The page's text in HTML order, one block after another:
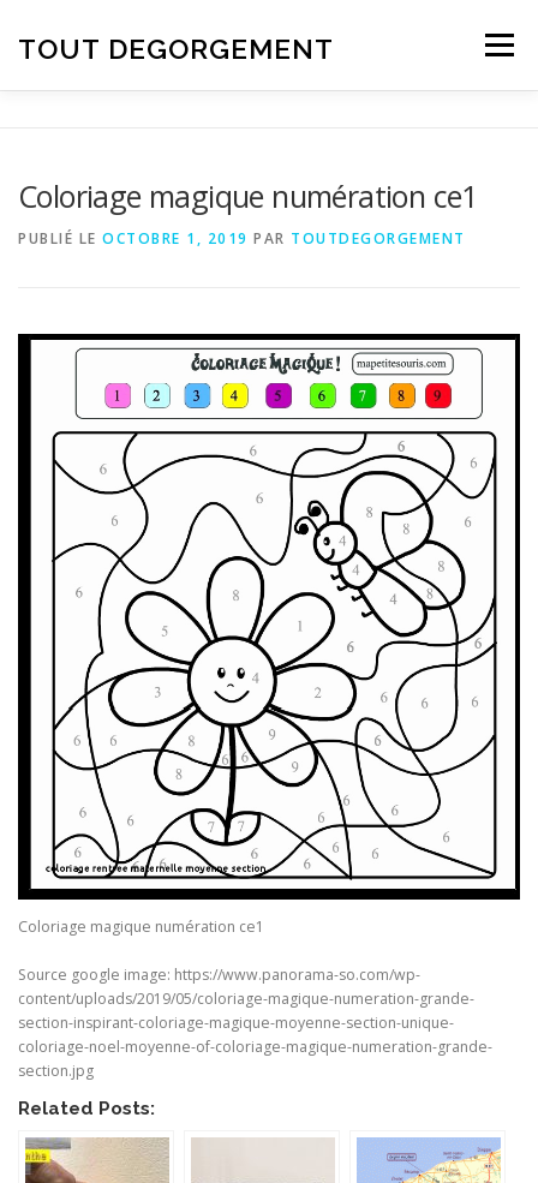
TOUT DEGORGEMENT Menu
Coloriage magique numération ce1
PUBLIÉ LE OCTOBRE 1, 2019 PAR TOUTDEGORGEMENT
Coloriage magique numération ce1
Source google image: https://www.panorama-so.com/wp-
content/uploads/2019/05/coloriage-magique-numeration-grande-
section-inspirant-coloriage-magique-moyenne-section-unique-
coloriage-noel-moyenne-of-coloriage-magique-numeration-grande-
section.jpg
Related Posts: